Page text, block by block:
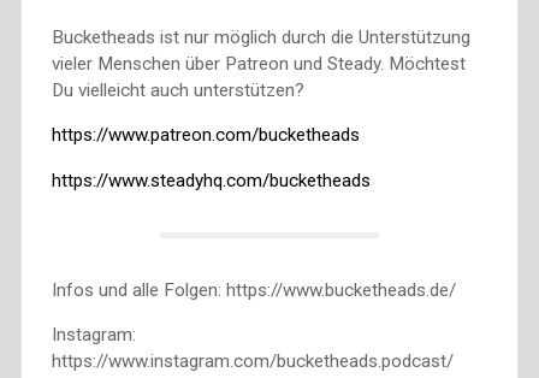
Bucketheads ist nur möglich durch die Unterstützung
vieler Menschen über Patreon und Steady. Möchtest
Du vielleicht auch unterstützen?
https://www.patreon.com/bucketheads
https://www.steadyhq.com/bucketheads
Infos und alle Folgen: https://www.bucketheads.de/
Instagram:
https://www.instagram.com/bucketheads.podcast/